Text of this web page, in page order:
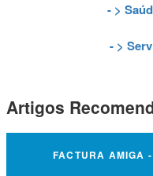
- >
- >
Artigos
FACTURA AMIGA